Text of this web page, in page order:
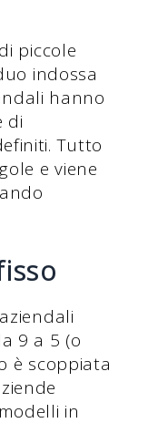
piccole
indossa
hanno
di
Tutto
e viene
9 a 5 (o
è scoppiata
in